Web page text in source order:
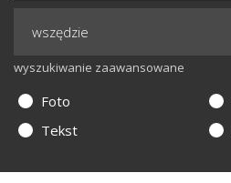
wyszukiwanie zaawansowane
Foto
Tekst